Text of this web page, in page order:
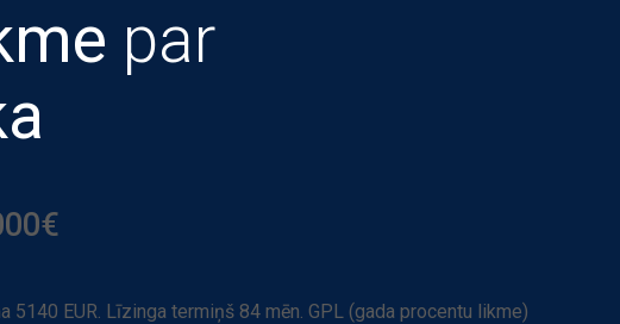
par
EUR. Līzinga termiņš 84 mēn. GPL (gada procentu likme)